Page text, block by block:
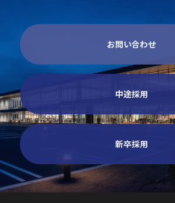
お問い合わせ
中途採用
新卒採用